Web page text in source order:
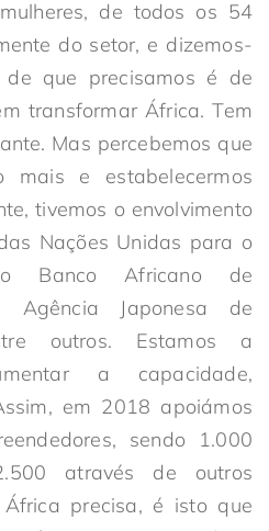
de todos os 54
do setor, e dizemos-
que precisamos é de
transformar África. Tem
Mas percebemos que
mais e estabelecermos
tivemos o envolvimento
Nações Unidas para o
do Banco Africano de
Agência Japonesa de
outros. Estamos a
a capacidade,
em 2018 apoiámos
sendo 1.000
através de outros
precisa, é isto que